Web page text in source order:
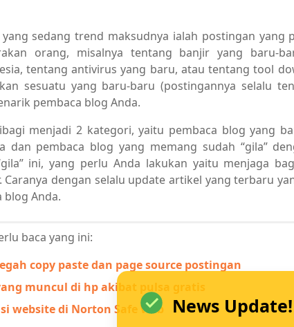
sedang trend maksudnya ialah postingan yang
orang, misalnya tentang banjir yang baru-
tentang antivirus yang baru, atau tentang tool
sesuatu yang baru-baru (postingannya selalu
pembaca blog Anda.
menjadi 2 kategori, yaitu pembaca blog yang
dan pembaca blog yang memang sudah “gila”
ini, yang perlu Anda lakukan yaitu menjaga
Caranya dengan selalu update artikel yang terbaru
blog Anda.
baca yang ini:
copy paste dan page source postingan
muncul di hp akibat pulsa gratis
website di Norton Safe Web
News Update!